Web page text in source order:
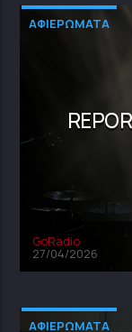
ΑΦΙΕΡΩΜΑΤΑ
GoRadio
27/04/2026
ΑΦΙΕΡΩΜΑΤΑ